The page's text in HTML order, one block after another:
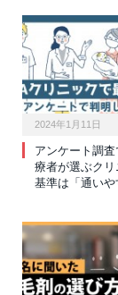
2024年1月11日
アンケート調
療者が選ぶク
基準は「通いや